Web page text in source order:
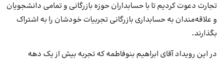
تجارت دعوت کردیم تا با حسابداران حوزه بازرگانی و تمامی دانشجویان
و علاقه‌مندان به حسابداری بازرگانی تجربیات خودشان را به اشتراک
بگذارند.
در این رویداد آقای ابراهیم بنوفاطمه که تجربه بیش از یک دهه